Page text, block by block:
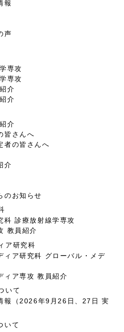
報
声
専攻
専攻
介
介
介
皆さんへ
者の皆さんへ
介
のお知らせ
科 診療放射線学専攻
教員紹介
ア研究科
ィア研究科 グローバル・メデ
ィア専攻 教員紹介
いて
報（2026年9月26日、27日 実
いて